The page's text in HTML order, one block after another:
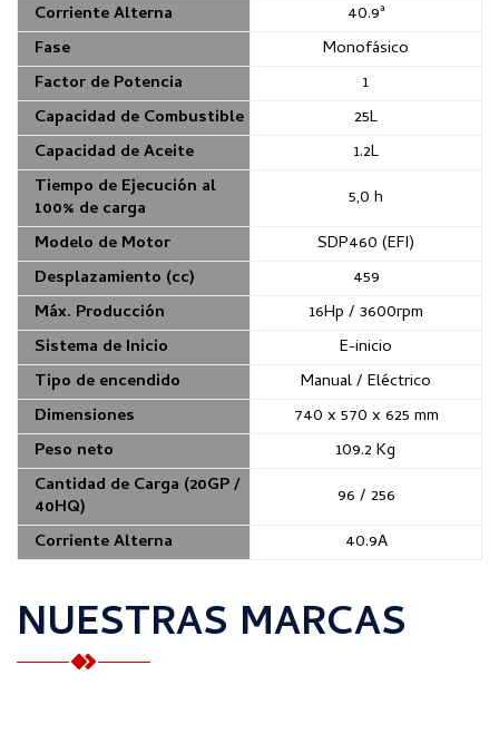
Corriente Alterna
40.9ª
Fase
Monofásico
Factor de Potencia
1
Capacidad de Combustible
25L
Capacidad de Aceite
1.2L
Tiempo de Ejecución al
100% de carga
5,0 h
Modelo de Motor
SDP460 (EFI)
Desplazamiento (cc)
459
Máx. Producción
16Hp / 3600rpm
Sistema de Inicio
E-inicio
Tipo de encendido
Manual / Eléctrico
Dimensiones
740 x 570 x 625 mm
Peso neto
109.2 Kg
Cantidad de Carga (20GP /
40HQ)
96 / 256
Corriente Alterna
40.9A
NUESTRAS MARCAS